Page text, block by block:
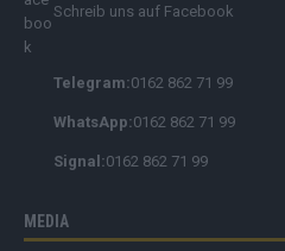
Schreib uns auf Facebook
Telegram:0162 862 71 99
WhatsApp:0162 862 71 99
Signal:0162 862 71 99
MEDIA